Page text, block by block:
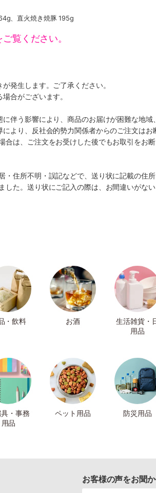
、直火焼き焼豚 195g
覧ください。
発生します。ご了承ください。
合がございます。
伴う影響により、商品のお届けが困難な地域
より、反社会的勢力関係者からのご注文は
は、ご注文をお受けした後でもお取引をお
・住所不明・誤記などで、送り状に記載の住
た。送り状にご記入の際は、お間違いがな
・飲料 お酒
生活雑貨・
用品
・事務
用品
ペット用品 防災用品
お客様の声をお聞